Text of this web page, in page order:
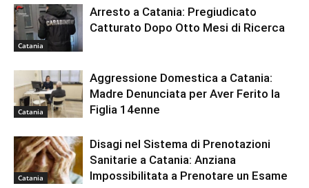
Catania
Arresto a Catania: Pregiudicato
Catturato Dopo Otto Mesi di Ricerca
Catania
Aggressione Domestica a Catania:
Madre Denunciata per Aver Ferito la
Figlia 14enne
Catania
Disagi nel Sistema di Prenotazioni
Sanitarie a Catania: Anziana
Impossibilitata a Prenotare un Esame